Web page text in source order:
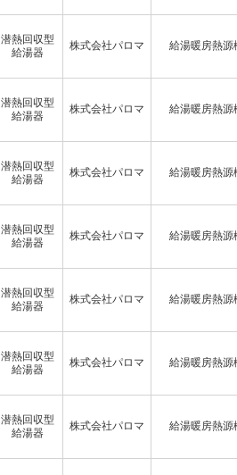
潜熱回収型
給湯器
株式会社パロマ 給湯暖房熱源
潜熱回収型
給湯器
株式会社パロマ 給湯暖房熱源
潜熱回収型
給湯器
株式会社パロマ 給湯暖房熱源
潜熱回収型
給湯器
株式会社パロマ 給湯暖房熱源
潜熱回収型
給湯器
株式会社パロマ 給湯暖房熱源
潜熱回収型
給湯器
株式会社パロマ 給湯暖房熱源
潜熱回収型
給湯器
株式会社パロマ 給湯暖房熱源